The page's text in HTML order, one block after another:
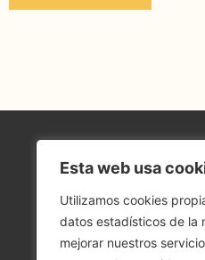
Esta web usa
Utilizamos cookies
datos estadísticos de la
mejorar nuestros